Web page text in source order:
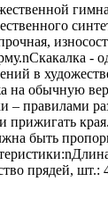
-
в
на обычную
– правилами
прижигать
быть
прядей, шт.: